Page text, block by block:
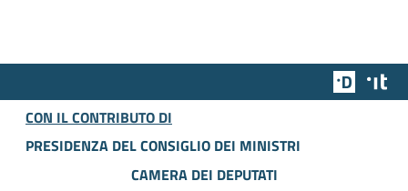
Team
CON IL CONTRIBUTO DI
PRESIDENZA DEL CONSIGLIO DEI MINISTRI
CAMERA DEI DEPUTATI